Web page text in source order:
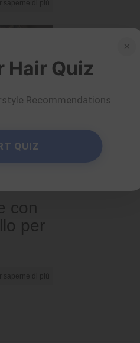
con
per
×
Hair Quiz
Recommendations
QUIZ